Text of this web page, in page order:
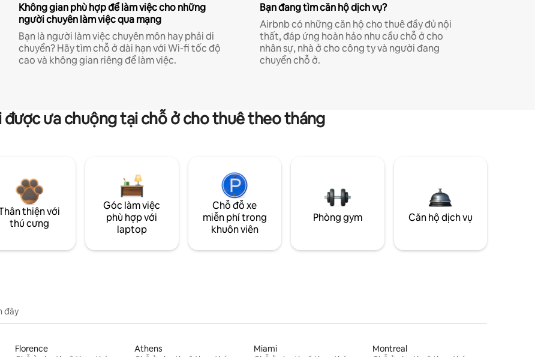
Không gian phù hợp để làm việc cho những
người chuyên làm việc qua mạng
Bạn là người làm việc chuyên môn hay phải di
chuyển? Hãy tìm chỗ ở dài hạn với Wi-fi tốc độ
cao và không gian riêng để làm việc.
Bạn đang tìm căn hộ dịch vụ?
Airbnb có những căn hộ cho thuê đầy đủ nội
thất, đáp ứng hoàn hảo nhu cầu chỗ ở cho
nhân sự, nhà ở cho công ty và người đang
chuyển chỗ ở.
được ưa chuộng tại chỗ ở cho thuê theo tháng
thiện với
thú cưng
Góc làm việc
phù hợp với
laptop
Chỗ đỗ xe
miễn phí trong
khuôn viên
Phòng gym Căn hộ dịch vụ
đây
Florence
Athens
Miami
Montreal